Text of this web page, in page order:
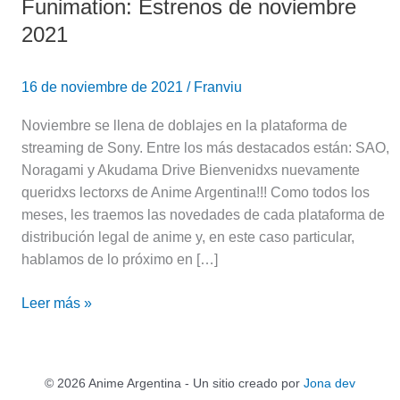
Funimation: Estrenos de noviembre
2021
16 de noviembre de 2021 / Franviu
Noviembre se llena de doblajes en la plataforma de
streaming de Sony. Entre los más destacados están: SAO,
Noragami y Akudama Drive Bienvenidxs nuevamente
queridxs lectorxs de Anime Argentina!!! Como todos los
meses, les traemos las novedades de cada plataforma de
distribución legal de anime y, en este caso particular,
hablamos de lo próximo en […]
Leer más »
© 2026 Anime Argentina - Un sitio creado por Jona dev